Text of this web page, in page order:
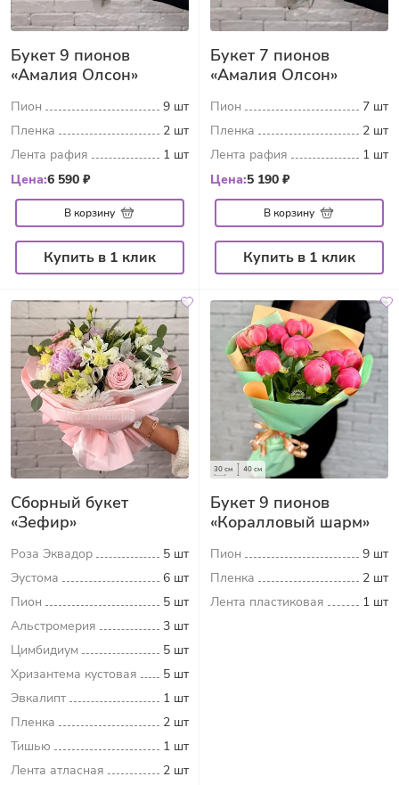
Букет 9 пионов
«Амалия Олсон»
Пион
9 шт
Пленка
2 шт
Лента рафия
1 шт
Цена:6 590 ₽
В корзину
Купить в 1 клик
Букет 7 пионов
«Амалия Олсон»
Пион
7 шт
Пленка
2 шт
Лента рафия
1 шт
Цена:5 190 ₽
В корзину
Купить в 1 клик
Сборный букет
«Зефир»
Роза Эквадор
5 шт
Эустома
6 шт
Пион
5 шт
Альстромерия
3 шт
Цимбидиум
5 шт
Хризантема кустовая
5 шт
Эвкалипт
1 шт
Пленка
2 шт
Тишью
1 шт
Лента атласная
2 шт
30 см 40 см
Букет 9 пионов
«Коралловый шарм»
Пион
9 шт
Пленка
2 шт
Лента пластиковая
1 шт